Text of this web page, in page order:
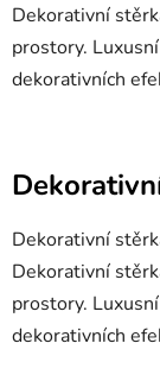
Dekorativní
prostory.
dekorativních
Dekorativní
Dekorativní
prostory.
dekorativních